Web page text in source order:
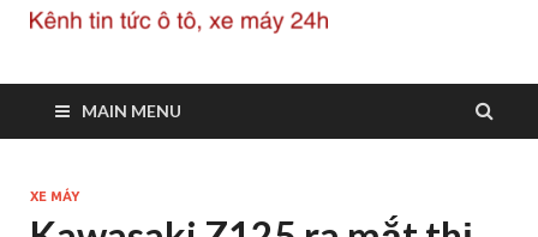
MAIN MENU
XE MÁY